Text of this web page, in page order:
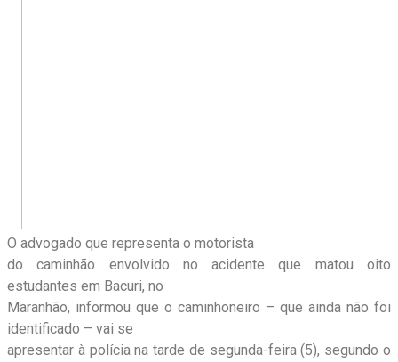
O advogado que representa o motorista
do caminhão envolvido no acidente que matou oito
estudantes em Bacuri, no
Maranhão, informou que o caminhoneiro – que ainda não foi
identificado – vai se
apresentar à polícia na tarde de segunda-feira (5), segundo o